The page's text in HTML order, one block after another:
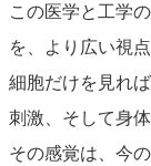
この医学と工学
を、より広い視
細胞だけを見れ
刺激、そして身
その感覚は、今